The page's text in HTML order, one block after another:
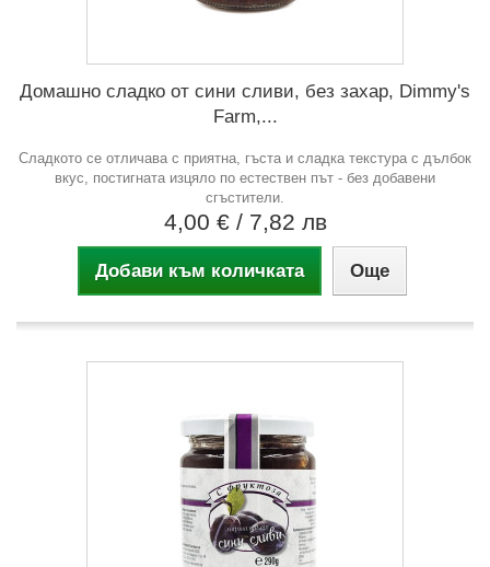
Домашно сладко от сини сливи, без захар, Dimmy's
Farm,...
Сладкото се отличава с приятна, гъста и сладка текстура с дълбок
вкус, постигната изцяло по естествен път - без добавени
сгъстители.
4,00 € / 7,82 лв
Добави към количката Още